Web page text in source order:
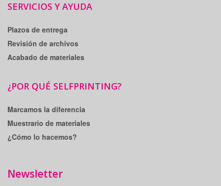
SERVICIOS Y AYUDA
Plazos de entrega
Revisión de archivos
Acabado de materiales
¿POR QUÉ SELFPRINTING?
Marcamos la diferencia
Muestrario de materiales
¿Cómo lo hacemos?
Newsletter